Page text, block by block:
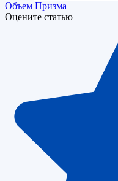
Объем Призма
Оцените статью